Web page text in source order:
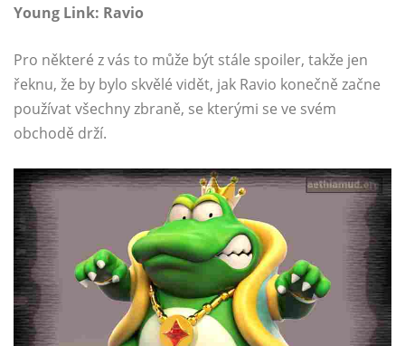
Young Link: Ravio
Pro některé z vás to může být stále spoiler, takže jen
řeknu, že by bylo skvělé vidět, jak Ravio konečně začne
používat všechny zbraně, se kterými se ve svém
obchodě drží.